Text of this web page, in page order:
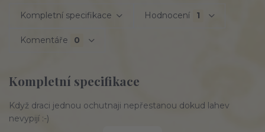
Kompletní specifikace Hodnocení 1
Komentáře 0
Kompletní specifikace
Když draci jednou ochutnaji nepřestanou dokud lahev
nevypijí :-)